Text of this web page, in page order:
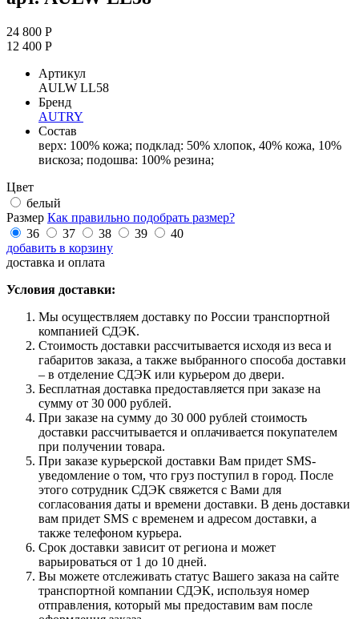
24 800 Р
12 400 Р
Артикул
AULW LL58
Бренд
AUTRY
Состав
верх: 100% кожа; подклад: 50% хлопок, 40% кожа, 10%
вискоза; подошва: 100% резина;
Цвет
белый
Размер Как правильно подобрать размер?
36
37 38 39
40
добавить в корзину
доставка и оплата
Условия доставки:
Мы осуществляем доставку по России транспортной
компанией СДЭК.
Стоимость доставки рассчитывается исходя из веса и
габаритов заказа, а также выбранного способа доставки
– в отделение СДЭК или курьером до двери.
Бесплатная доставка предоставляется при заказе на
сумму от 30 000 рублей.
При заказе на сумму до 30 000 рублей стоимость
доставки рассчитывается и оплачивается покупателем
при получении товара.
При заказе курьерской доставки Вам придет SMS-
уведомление о том, что груз поступил в город. После
этого сотрудник СДЭК свяжется с Вами для
согласования даты и времени доставки. В день доставки
вам придет SMS с временем и адресом доставки, а
также телефоном курьера.
Срок доставки зависит от региона и может
варьироваться от 1 до 10 дней.
Вы можете отслеживать статус Вашего заказа на сайте
транспортной компании СДЭК, используя номер
отправления, который мы предоставим вам после